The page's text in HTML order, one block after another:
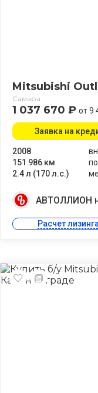
Mitsubishi
Самара
1 037 670 ₽ от 9
2008
151 986 км
2.4 л (170 л.с.)
Заявка на
АВТОЛЛИОН
Расчет лизинга